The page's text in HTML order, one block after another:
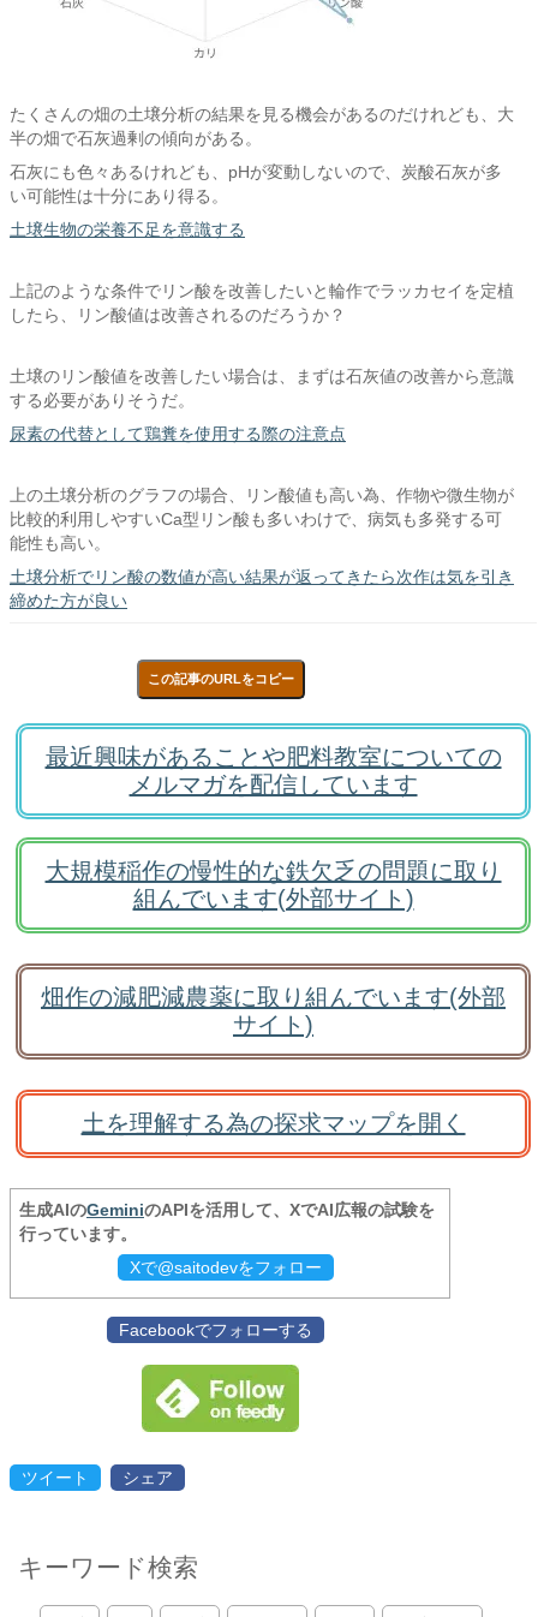
たくさんの畑の土壌分析の結果を見る機会があるのだけれども、大
半の畑で石灰過剰の傾向がある。
石灰にも色々あるけれども、pHが変動しないので、炭酸石灰が多
い可能性は十分にあり得る。
土壌生物の栄養不足を意識する
上記のような条件でリン酸を改善したいと輪作でラッカセイを定植
したら、リン酸値は改善されるのだろうか？
土壌のリン酸値を改善したい場合は、まずは石灰値の改善から意識
する必要がありそうだ。
尿素の代替として鶏糞を使用する際の注意点
上の土壌分析のグラフの場合、リン酸値も高い為、作物や微生物が
比較的利用しやすいCa型リン酸も多いわけで、病気も多発する可
能性も高い。
土壌分析でリン酸の数値が高い結果が返ってきたら次作は気を引き
締めた方が良い
この記事のURLをコピー
最近興味があることや肥料教室についての
メルマガを配信しています
大規模稲作の慢性的な鉄欠乏の問題に取り
組んでいます(外部サイト)
畑作の減肥減農薬に取り組んでいます(外部
サイト)
土を理解する為の探求マップを開く
生成AIのGeminiのAPIを活用して、XでAI広報の試験を
行っています。
Xで@saitodevをフォロー
Facebookでフォローする
ツイート シェア
キーワード検索